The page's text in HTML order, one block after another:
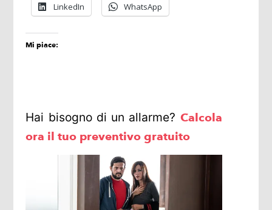
LinkedIn WhatsApp
Mi piace:
Hai bisogno di un allarme? Calcola
ora il tuo preventivo gratuito